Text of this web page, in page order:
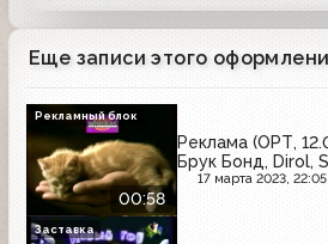
Еще записи этого
00:58
Реклама (ОРТ,
Брук Бонд, Dirol,
17 марта 2023, 22:05
Рекламный блок
Заставка